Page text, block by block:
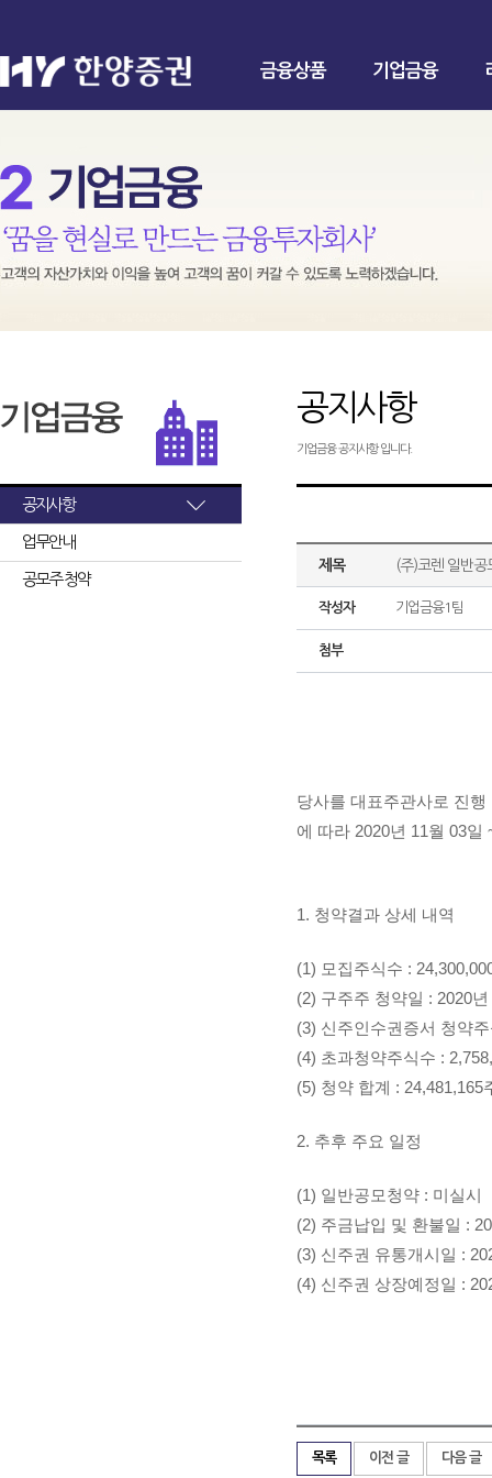
금융상품 기업금융
공지사항
업무안내
공모주 청약
공지사항
기업금융 공지사항 입니다.
제목 (주)코렌 일반공
작성자 기업금융1팀
첨부
당사를 대표주관사로 진
에 따라 2020년 11월 03일
1. 청약결과 상세 내역
(1) 모집주식수 :
(2) 구주주 청약일 : 2020
(3) 신주인수권증서 청약
(4) 초과청약주식수 :
(5) 청약 합계 : 24,481,165
2. 추후 주요 일정
(1) 일반공모청약 : 미실시
(2) 주금납입 및 환불일 :
(3) 신주권 유통개시일 :
(4) 신주권 상장예정일 :
목록 이전 글 다음 글